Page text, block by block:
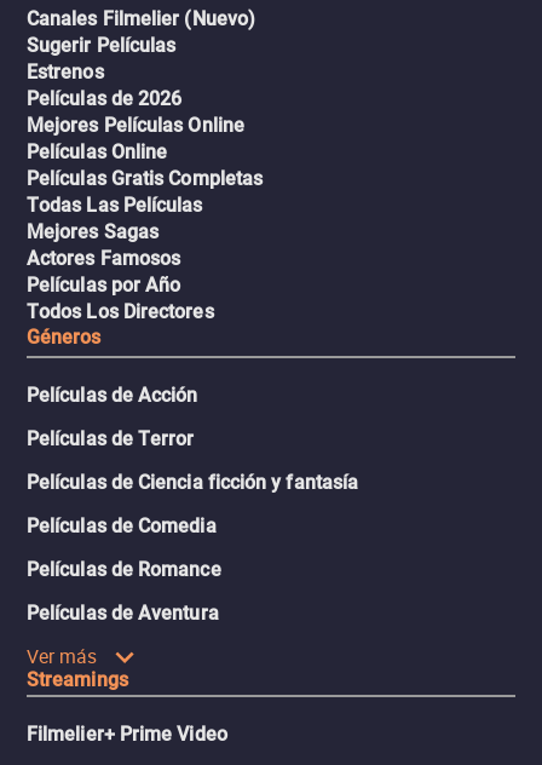
Canales Filmelier (Nuevo)
Sugerir Películas
Estrenos
Películas de 2026
Mejores Películas Online
Películas Online
Películas Gratis Completas
Todas Las Películas
Mejores Sagas
Actores Famosos
Películas por Año
Todos Los Directores
Géneros
Películas de Acción
Películas de Terror
Películas de Ciencia ficción y fantasía
Películas de Comedia
Películas de Romance
Películas de Aventura
Ver más
Streamings
Filmelier+ Prime Video